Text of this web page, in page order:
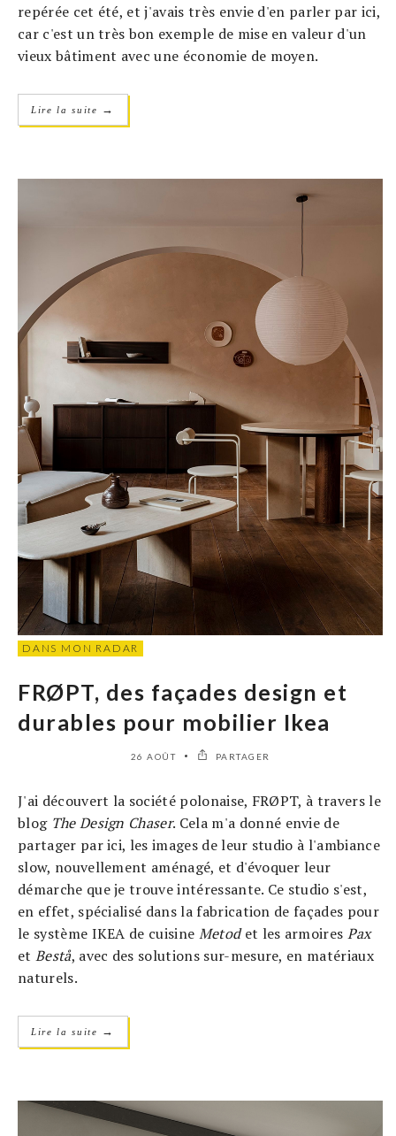
repérée cet été, et j'avais très envie d'en parler par ici,
car c'est un très bon exemple de mise en valeur d'un
vieux bâtiment avec une économie de moyen.
Lire la suite →
DANS MON RADAR
FRØPT, des façades design et
durables pour mobilier Ikea
26 AOÛT PARTAGER
J'ai découvert la société polonaise, FRØPT, à travers le
blog The Design Chaser. Cela m'a donné envie de
partager par ici, les images de leur studio à l'ambiance
slow, nouvellement aménagé, et d'évoquer leur
démarche que je trouve intéressante. Ce studio s'est,
en effet, spécialisé dans la fabrication de façades pour
le système IKEA de cuisine Metodet les armoires Pax
et Bestå, avec des solutions sur-mesure, en matériaux
naturels.
Lire la suite →